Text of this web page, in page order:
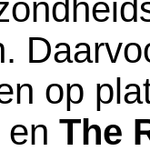
op
en The